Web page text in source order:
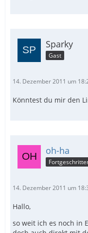
Sparky
Gast
14. Dezember 2011 um
Könntest du mir den
oh-ha
14. Dezember 2011 um
Hallo,
so weit ich es noch in